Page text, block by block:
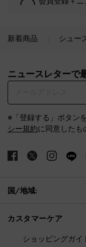
新着商品 シュー
ニュースレターで
※「登録する」ボタン
シー規約に同意したも
国/地域:
カスタマーケア
ショッピングガイ